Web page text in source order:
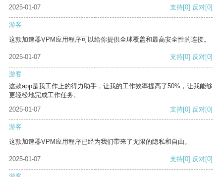
2025-01-07 支持[0] 反对[0]
游客
这款加速器VPM应用程序可以给你提供全球覆盖和最高安全性的连接。
2025-01-07 支持[0] 反对[0]
游客
这款app是我工作上的得力助手，让我的工作效率提高了50%，让我能够
更轻松地完成工作任务。
2025-01-07
支持[0] 反对[0]
游客
这款加速器VPM应用程序已经为我们带来了无限的隐私和自由。
2025-01-07 支持[0] 反对[0]